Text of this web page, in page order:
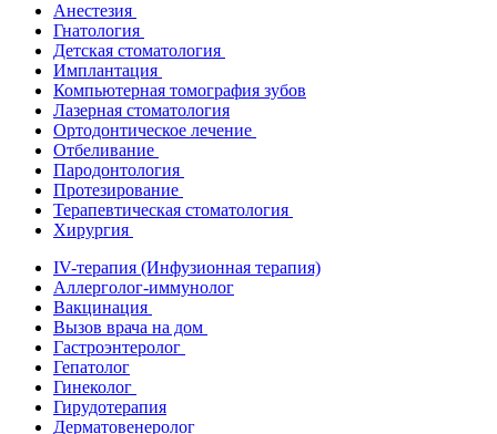
Анестезия
Гнатология
Детская стоматология
Имплантация
Компьютерная томография зубов
Лазерная стоматология
Ортодонтическое лечение
Отбеливание
Пародонтология
Протезирование
Терапевтическая стоматология
Хирургия
IV-терапия (Инфузионная терапия)
Аллерголог-иммунолог
Вакцинация
Вызов врача на дом
Гастроэнтеролог
Гепатолог
Гинеколог
Гирудотерапия
Дерматовенеролог